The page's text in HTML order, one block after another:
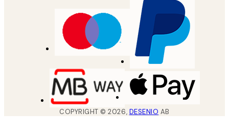
COPYRIGHT ©2026, DESENIO AB